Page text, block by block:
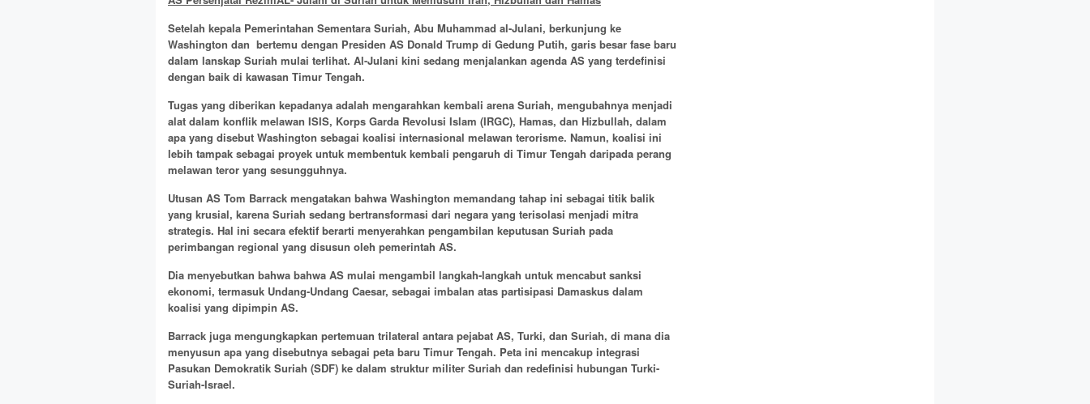
Setelah kepala Pemerintahan Sementara Suriah, Abu Muhammad al-Julani, berkunjung ke
Washington dan bertemu dengan Presiden AS Donald Trump di Gedung Putih, garis besar fase baru
dalam lanskap Suriah mulai terlihat. Al-Julani kini sedang menjalankan agenda AS yang terdefinisi
dengan baik di kawasan Timur Tengah.
Tugas yang diberikan kepadanya adalah mengarahkan kembali arena Suriah, mengubahnya menjadi
alat dalam konflik melawan ISIS, Korps Garda Revolusi Islam (IRGC), Hamas, dan Hizbullah, dalam
apa yang disebut Washington sebagai koalisi internasional melawan terorisme. Namun, koalisi ini
lebih tampak sebagai proyek untuk membentuk kembali pengaruh di Timur Tengah daripada perang
melawan teror yang sesungguhnya.
Utusan AS Tom Barrack mengatakan bahwa Washington memandang tahap ini sebagai titik balik
yang krusial, karena Suriah sedang bertransformasi dari negara yang terisolasi menjadi mitra
strategis. Hal ini secara efektif berarti menyerahkan pengambilan keputusan Suriah pada
perimbangan regional yang disusun oleh pemerintah AS.
Dia menyebutkan bahwa bahwa AS mulai mengambil langkah-langkah untuk mencabut sanksi
ekonomi, termasuk Undang-Undang Caesar, sebagai imbalan atas partisipasi Damaskus dalam
koalisi yang dipimpin AS.
Barrack juga mengungkapkan pertemuan trilateral antara pejabat AS, Turki, dan Suriah, di mana dia
menyusun apa yang disebutnya sebagai peta baru Timur Tengah. Peta ini mencakup integrasi
Pasukan Demokratik Suriah (SDF) ke dalam struktur militer Suriah dan redefinisi hubungan Turki-
Suriah-Israel.